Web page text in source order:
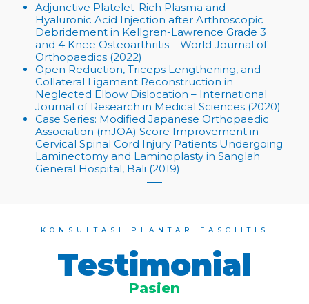
Adjunctive Platelet-Rich Plasma and
Hyaluronic Acid Injection after Arthroscopic
Debridement in Kellgren-Lawrence Grade 3
and 4 Knee Osteoarthritis – World Journal of
Orthopaedics (2022)
Open Reduction, Triceps Lengthening, and
Collateral Ligament Reconstruction in
Neglected Elbow Dislocation – International
Journal of Research in Medical Sciences (2020)
Case Series: Modified Japanese Orthopaedic
Association (mJOA) Score Improvement in
Cervical Spinal Cord Injury Patients Undergoing
Laminectomy and Laminoplasty in Sanglah
General Hospital, Bali (2019)
KONSULTASI PLANTAR FASCIITIS
Testimonial
Pasien